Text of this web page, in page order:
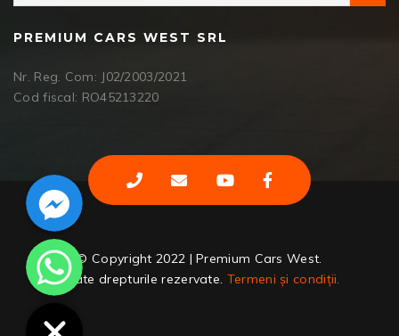
PREMIUM CARS WEST SRL
Nr. Reg. Com: J02/2003/2021
Cod fiscal: RO45213220
© Copyright 2022 | Premium Cars West.
Toate drepturile rezervate. Termeni și condiții.
Facebook Messenger
WhatsApp